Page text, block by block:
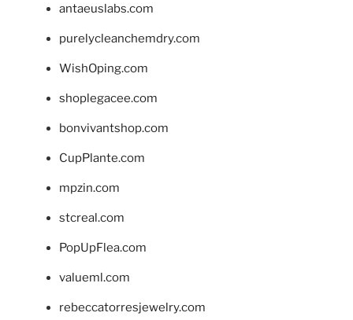
antaeuslabs.com
purelycleanchemdry.com
WishOping.com
shoplegacee.com
bonvivantshop.com
CupPlante.com
mpzin.com
stcreal.com
PopUpFlea.com
valueml.com
rebeccatorresjewelry.com